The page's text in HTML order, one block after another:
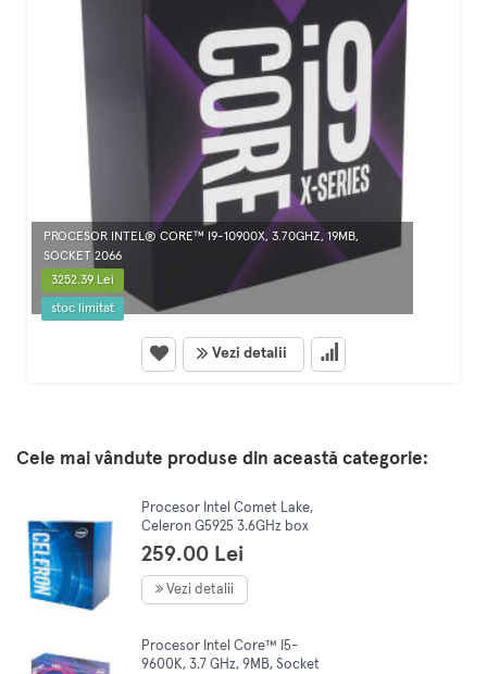
PROCESOR INTEL® CORE™ I9-10900X, 3.70GHZ, 19MB,
SOCKET 2066
3252.39 Lei
stoc limitat
Vezi detalii
Cele mai vândute produse din această categorie:
Procesor Intel Comet Lake,
Celeron G5925 3.6GHz box
259.00 Lei
Vezi detalii
Procesor Intel Core™ I5-
9600K, 3.7 GHz, 9MB, Socket